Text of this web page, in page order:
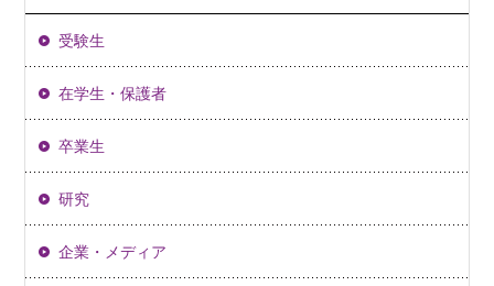
受験生
在学生・保護者
卒業生
研究
企業・メディア